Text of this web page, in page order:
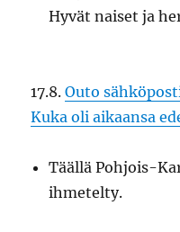
Hyvät naiset ja
17.8.Outo
Kuka oli aikaansa
Täällä Pohjois-
ihmetelty.